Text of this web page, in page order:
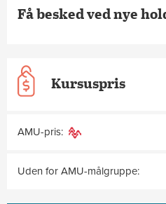
Få besked ved nye
Kursuspris
AMU-pris:
Uden for AMU-målgruppe: